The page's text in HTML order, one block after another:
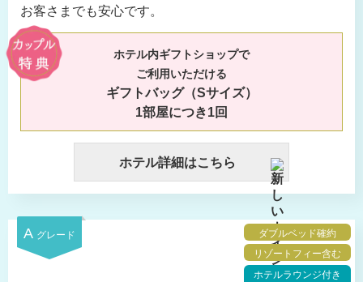
お客さまでも安心です。
ホテル内ギフトショップで
ご利用いただける
ギフトバッグ（Sサイズ）
1部屋につき1回
ホテル詳細はこちら
ダブルベッド確約
リゾートフィー含む
ホテルラウンジ付き
A グレード